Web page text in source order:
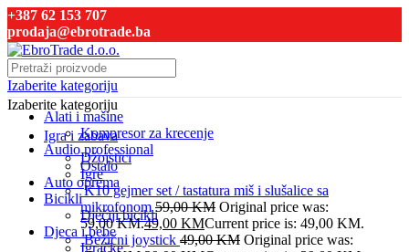
+387 62 153 707
prodaja@ebrotrade.ba
Izaberite kategoriju
Alati i mašine
Kompresor za krecenje
Audio professional
Ostalo
Auto oprema
Bicikli
Dječiji bicikli
Djeca i bebe
Igračke
Izaberite kategoriju
Igra i zabava
Džojstici
Igre
K10 gejmer set / tastatura miš i slušalice sa
mikrofonom59,00KM Original price was:
59,00 KM.49,00 KMCurrent price is: 49,00 KM.
Bežični joystick 49,00KM Original price was: